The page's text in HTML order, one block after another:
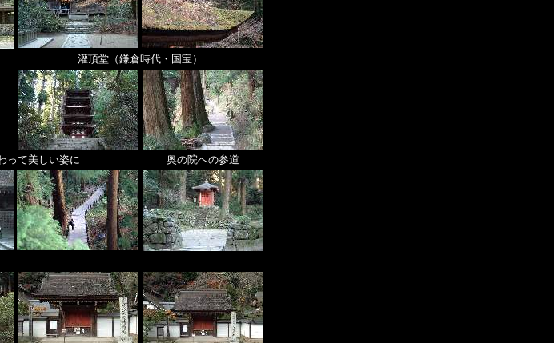
灌頂堂（鎌倉時代・国宝）
って美しい姿に 奥の院への参道